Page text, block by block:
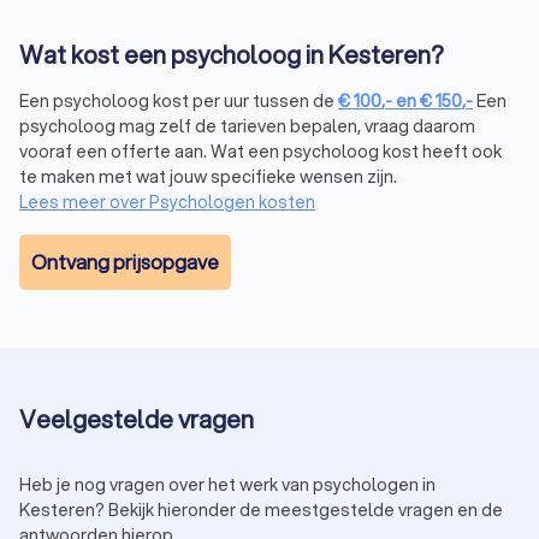
Hoe vind je de juiste psycholoog in Kesteren?
Het vinden van een psycholoog in Kesteren die bij jou past, is
soms een uitdaging. Hier zijn enkele tips om de juiste keuze
te maken:Kijk naar specialisatie:kies een psycholoog met ervaring
in het behandelen van jouw specifieke probleem, zoals
angst, depressie of trauma.
Controleer beoordelingen:
Plan een kennismakingsgesprek:
Kesteren bieden een eerste consult aan om te
Bij Trustoo kun je eenvoudig psychologen in Kesteren
vergelijken en een afspraak maken met de psycholoog die bij
Wat kost een psycholoog in Kesteren?
Een psycholoog kost per uur tussen de €100,- en€150,-Een
psycholoog mag zelf de tarieven bepalen, vraag daarom
vooraf een offerte aan. Wat een psycholoog kost heeft ook
te maken met wat jouw specifieke wensen zijn.
Lees meer over Psychologen kosten
Ontvang prijsopgave
Veelgestelde vragen
Heb je nog vragen over het werk van psychologen in
Kesteren? Bekijk hieronder de meestgestelde vragen en de